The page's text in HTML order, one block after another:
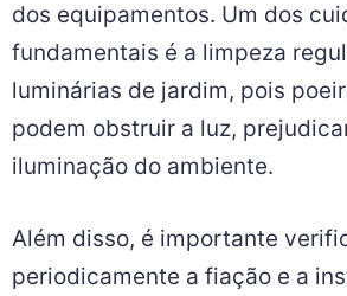
dos equipamentos. Um dos
fundamentais é a limpeza
luminárias de jardim, pois
podem obstruir a luz,
iluminação do ambiente.
Além disso, é importante
periodicamente a fiação e a